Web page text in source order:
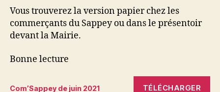
Vous trouverez la version papier chez les
commerçants du Sappey ou dans le présentoir
devant la Mairie.
Bonne lecture
Com’Sappey de juin 2021 TÉLÉCHARGER